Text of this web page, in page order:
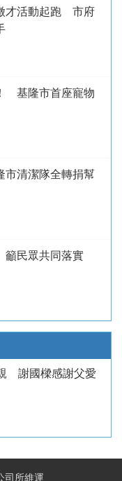
才活動起跑 市府
基隆市首座寵物
清潔隊全轉捐幫
民眾共同落實
謝國樑感謝父愛
司所維運